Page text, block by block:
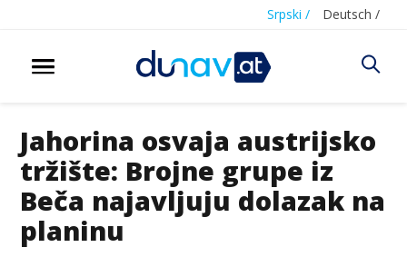
Srpski / Deutsch /
Jahorina osvaja austrijsko
tržište: Brojne grupe iz
Beča najavljuju dolazak na
planinu